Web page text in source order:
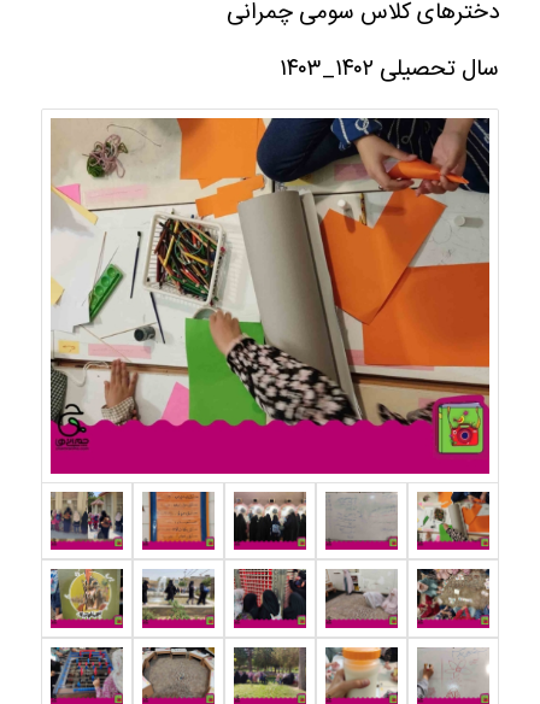
دخترهای کلاس سومی چمرانی
سال تحصیلی ۱۴۰۲_۱۴۰۳